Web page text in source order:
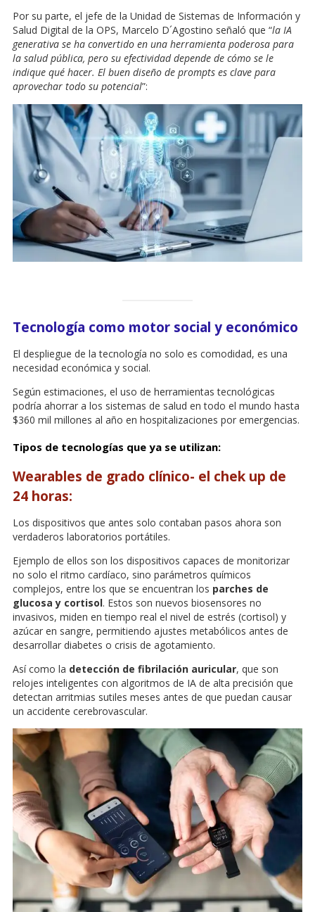
Por su parte, el jefe de la Unidad de Sistemas de Información y
Salud Digital de la OPS, Marcelo D´Agostino señaló que “la IA
generativa se ha convertido en una herramienta poderosa para
la salud pública, pero su efectividad depende de cómo se le
indique qué hacer. El buen diseño de prompts es clave para
aprovechar todo su potencial”:
Tecnología como motor social y económico
El despliegue de la tecnología no solo es comodidad, es una
necesidad económica y social.
Según estimaciones, el uso de herramientas tecnológicas
podría ahorrar a los sistemas de salud en todo el mundo hasta
$360 mil millones al año en hospitalizaciones por emergencias.
Tipos de tecnologías que ya se utilizan:
Wearables de grado clínico- el chek up de
24 horas:
Los dispositivos que antes solo contaban pasos ahora son
verdaderos laboratorios portátiles.
Ejemplo de ellos son los dispositivos capaces de monitorizar
no solo el ritmo cardíaco, sino parámetros químicos
complejos, entre los que se encuentran los parches de
glucosa y cortisol. Estos son nuevos biosensores no
invasivos, miden en tiempo real el nivel de estrés (cortisol) y
azúcar en sangre, permitiendo ajustes metabólicos antes de
desarrollar diabetes o crisis de agotamiento.
Así como la detección de fibrilación auricular, que son
relojes inteligentes con algoritmos de IA de alta precisión que
detectan arritmias sutiles meses antes de que puedan causar
un accidente cerebrovascular.